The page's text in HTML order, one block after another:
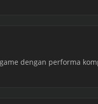
dengan performa